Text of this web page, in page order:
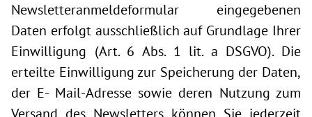
Newsletteranmeldeformular eingegebenen
Daten erfolgt ausschließlich auf Grundlage Ihrer
Einwilligung (Art. 6 Abs. 1 lit. a DSGVO). Die
erteilte Einwilligung zur Speicherung der Daten,
der E- Mail-Adresse sowie deren Nutzung zum